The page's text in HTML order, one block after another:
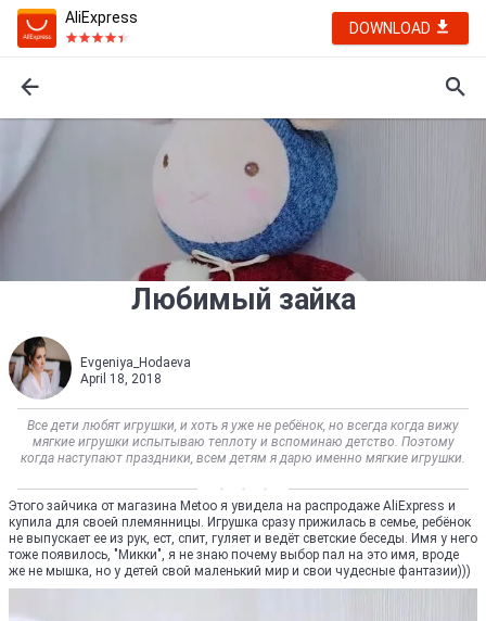
AliExpress
DOWNLOAD
Любимый зайка
Evgeniya_Hodaeva
April 18, 2018
Все дети любят игрушки, и хоть я уже не ребёнок, но всегда когда вижу
мягкие игрушки испытываю теплоту и вспоминаю детство. Поэтому
когда наступают праздники, всем детям я дарю именно мягкие игрушки.
Этого зайчика от магазина Metoo я увидела на распродаже AliExpress и
купила для своей племянницы. Игрушка сразу прижилась в семье, ребёнок
не выпускает ее из рук, ест, спит, гуляет и ведёт светские беседы. Имя у него
тоже появилось, "Микки", я не знаю почему выбор пал на это имя, вроде
же не мышка, но у детей свой маленький мир и свои чудесные фантазии)))